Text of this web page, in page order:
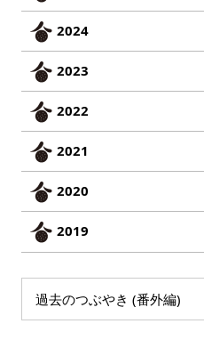
2024
2023
2022
2021
2020
2019
過去のつぶやき (番外編)